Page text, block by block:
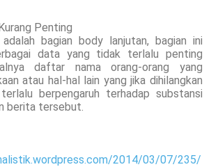
Penting
bagian body lanjutan, bagian ini
data yang tidak terlalu penting
daftar nama orang-orang yang
atau hal-hal lain yang jika dihilangkan
berpengaruh terhadap substansi
berita tersebut.
2014/03/07/235/